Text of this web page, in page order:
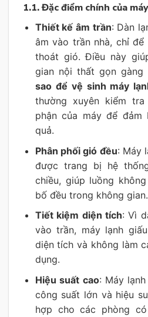
1.1. Đặc điểm chính của
Thiết kế âm trần: Dàn
âm vào trần nhà, chỉ
thoát gió. Điều này
gian nội thất gọn gàng
sao để vệ sinh máy
thường xuyên kiểm
phận của máy để đảm
quả.
Phân phối gió đều: Máy
được trang bị hệ
chiều, giúp luồng
bố đều trong không gian.
Tiết kiệm diện tích: Vì
vào trần, máy lạnh
diện tích và không làm
dụng.
Hiệu suất cao: Máy
công suất lớn và hiệu
hợp cho các phòng